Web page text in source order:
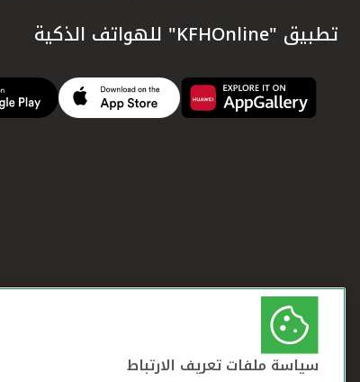
تطبيق "KFHOnline" للهواتف الذكية
سياسة ملفات تعريف الارتباط